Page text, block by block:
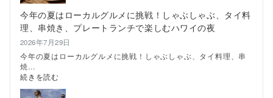
今年の夏はローカルグルメに挑戦！しゃぶしゃぶ、タイ料
理、串焼き、プレートランチで楽しむハワイの夜
2026年7月29日
今年の夏はローカルグルメに挑戦！しゃぶしゃぶ、タイ料理、串
焼…
続きを読む